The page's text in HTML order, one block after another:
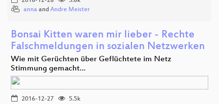
anna and Andre Meister
Bonsai Kitten waren mir lieber - Rechte
Falschmeldungen in sozialen Netzwerken
Wie mit Gerüchten über Geflüchtete im Netz
Stimmung gemacht…
2016-12-27
5.5k